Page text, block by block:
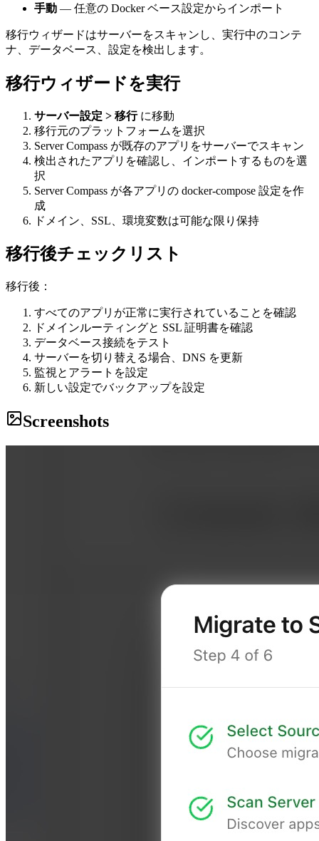
手動 — 任意の Docker ベース設定からインポート
移行ウィザードはサーバーをスキャンし、実行中のコンテ
ナ、データベース、設定を検出します。
移行ウィザードを実行
サーバー設定 > 移行に移動
移行元のプラットフォームを選択
Server Compass が既存のアプリをサーバーでスキャン
検出されたアプリを確認し、インポートするものを選
択
Server Compass が各アプリの docker-compose 設定を作
成
ドメイン、SSL、環境変数は可能な限り保持
移行後チェックリスト
移行後：
すべてのアプリが正常に実行されていることを確認
ドメインルーティングと SSL 証明書を確認
データベース接続をテスト
サーバーを切り替える場合、DNS を更新
監視とアラートを設定
新しい設定でバックアップを設定
Screenshots